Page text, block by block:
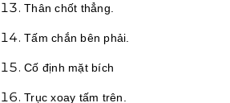
Thân chốt thẳng.
Tấm chắn bên phải.
Cố định mặt bích
Trục xoay tấm trên.